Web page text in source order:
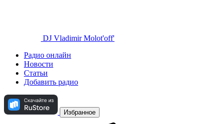
DJ Vladimir Molot'off'
Радио онлайн
Новости
Статьи
Добавить радио
Избранное